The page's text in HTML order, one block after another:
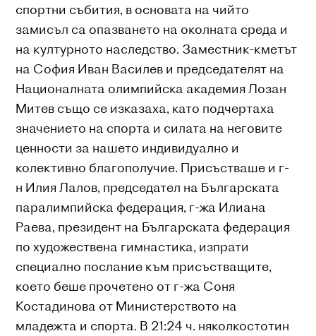
спортни събития, в основата на чийто
замисъл са опазването на околната среда и
на културното наследство. Заместник-кметът
на София Иван Василев и председателят на
Националната олимпийска академия Лозан
Митев също се изказаха, като подчертаха
значението на спорта и силата на неговите
ценности за нашето индивидуално и
колективно благополучие. Присъстваше и г-
н Илия Лалов, председател на Българската
паралимпийска федерация, г-жа Илиана
Раева, президент на Българската федерация
по художествена гимнастика, изпрати
специално послание към присъстващите,
което беше прочетено от г-жа Соня
Костадинова от Министерството на
младежта и спорта. В 21:24 ч. няколкостотин